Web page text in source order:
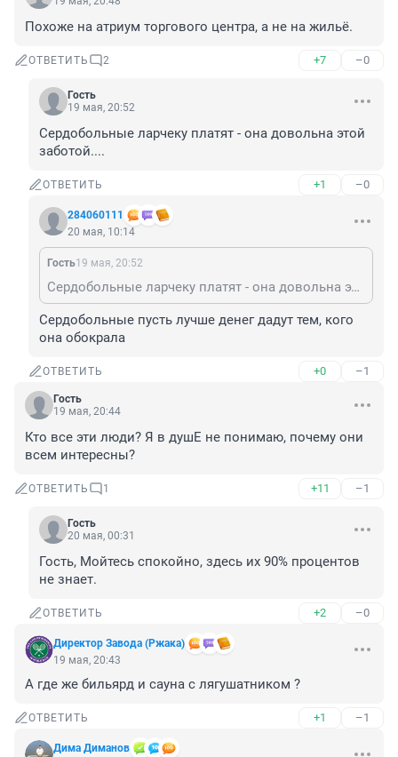
Похоже на атриум торгового центра, а не на жильё.
ОТВЕТИТЬ 2 +7 –0
Гость
19 мая, 20:52
Сердобольные ларчеку платят - она довольна этой
заботой....
ОТВЕТИТЬ +1 –0
284060111
20 мая, 10:14
Гость19 мая, 20:52
Сердобольные ларчеку платят - она довольна этой заботой....
Сердобольные пусть лучше денег дадут тем, кого
она обокрала
ОТВЕТИТЬ +0 –1
Гость
19 мая, 20:44
Кто все эти люди? Я в душЕ не понимаю, почему они
всем интересны?
ОТВЕТИТЬ 1 +11 –1
Гость
20 мая, 00:31
Гость, Мойтесь спокойно, здесь их 90% процентов
не знает.
ОТВЕТИТЬ +2 –0
Директор Завода (Ржака)
19 мая, 20:43
А где же бильярд и сауна с лягушатником ?
ОТВЕТИТЬ +1 –1
Дима Диманов